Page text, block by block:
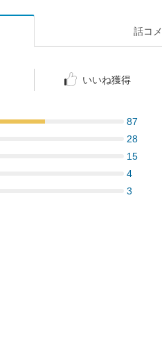
話コ
いいね獲得
87
28
15
4
3